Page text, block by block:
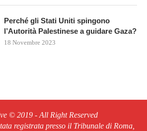
Perché gli Stati Uniti spingono
l’Autorità Palestinese a guidare Gaza?
18 Novembre 2023
© 2019 - All Right Reserved
registrata presso il Tribunale di Roma,